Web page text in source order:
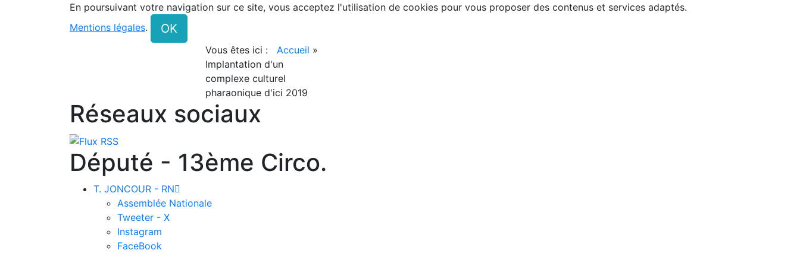
En poursuivant votre navigation sur ce site, vous acceptez l'utilisation de cookies pour vous proposer des contenus et services adaptés.
Mentions légales. OK
Vous êtes ici : Accueil »
Implantation d'un
complexe culturel
pharaonique d'ici 2019
Réseaux sociaux
Député - 13ème Circo.
T. JONCOUR - RN
Assemblée Nationale
Tweeter - X
Instagram
FaceBook